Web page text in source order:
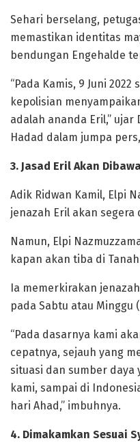
Sehari berselang,
memastikan identitas
bendungan Engehalde
“Pada Kamis, 9 Juni
kepolisian
adalah ananda Eril,” ujar
Hadad dalam jumpa
3. Jasad Eril Akan
Adik Ridwan Kamil, Elpi
jenazah Eril akan segera
Namun, Elpi
kapan akan tiba di Tanah
Ia memerkirakan
pada Sabtu atau Minggu
“Pada dasarnya kami
cepatnya, sejauh yang
situasi dan sumber daya
kami, sampai di
hari Ahad,” imbuhnya.
4. Dimakamkan Sesuai